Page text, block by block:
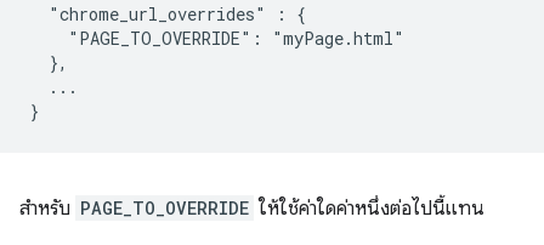
  "chrome_url_overrides" : {
    "PAGE_TO_OVERRIDE": "myPage.html"
  },
  ...
สำหรับ PAGE_TO_OVERRIDE ให้ใช้ค่าใดค่าหนึ่งต่อไปนี้แทน